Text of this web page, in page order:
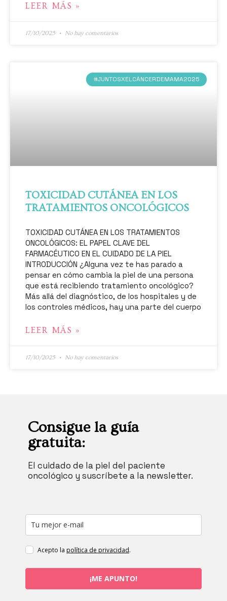
LEER MÁS »
17/10/2025 No hay comentarios
#JUNTOSXELCÁNCERDEMAMA2025
TOXICIDAD CUTÁNEA EN LOS
TRATAMIENTOS ONCOLÓGICOS
TOXICIDAD CUTÁNEA EN LOS TRATAMIENTOS
ONCOLÓGICOS: EL PAPEL CLAVE DEL
FARMACÉUTICO EN EL CUIDADO DE LA PIEL
INTRODUCCIÓN ¿Alguna vez te has parado a
pensar en cómo cambia la piel de una persona
que está recibiendo tratamiento oncológico?
Más allá del diagnóstico, de los hospitales y de
los controles médicos, hay una parte del cuerpo
LEER MÁS »
17/10/2025 No hay comentarios
Consigue la guía
gratuita:
El cuidado de la piel del paciente
oncológico y suscríbete a la newsletter.
Acepto la política de privacidad.
¡ME APUNTO!